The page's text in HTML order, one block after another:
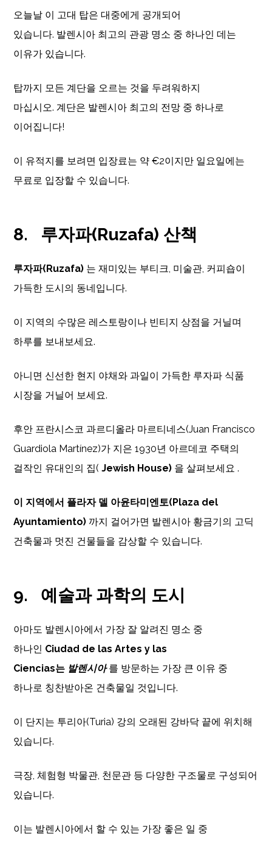
오늘날 이 고대 탑은 대중에게 공개되어
있습니다. 발렌시아 최고의 관광 명소 중 하나인 데는
이유가 있습니다.
탑까지 모든 계단을 오르는 것을 두려워하지
마십시오. 계단은 발렌시아 최고의 전망 중 하나로
이어집니다!
이 유적지를 보려면 입장료는 약 €2이지만 일요일에는
무료로 입장할 수 있습니다.
8. 루자파(Ruzafa) 산책
루자파(Ruzafa) 는 재미있는 부티크, 미술관, 커피숍이
가득한 도시의 동네입니다.
이 지역의 수많은 레스토랑이나 빈티지 상점을 거닐며
하루를 보내보세요.
아니면 신선한 현지 야채와 과일이 가득한 루자파 식품
시장을 거닐어 보세요.
후안 프란시스코 과르디올라 마르티네스(Juan Francisco
Guardiola Martínez)가 지은 1930년 아르데코 주택의
걸작인 유대인의 집(Jewish House) 을 살펴보세요 .
이 지역에서 플라자 델 아윤타미엔토(Plaza del
Ayuntamiento) 까지 걸어가면 발렌시아 황금기의 고딕
건축물과 멋진 건물들을 감상할 수 있습니다.
9. 예술과 과학의 도시
아마도 발렌시아에서 가장 잘 알려진 명소 중
하나인 Ciudad de las Artes y las
Ciencias는 발렌시아를 방문하는 가장 큰 이유 중
하나로 칭찬받아온 건축물일 것입니다.
이 단지는 투리아(Turia) 강의 오래된 강바닥 끝에 위치해
있습니다.
극장, 체험형 박물관, 천문관 등 다양한 구조물로 구성되어
있습니다.
이는 발렌시아에서 할 수 있는 가장 좋은 일 중